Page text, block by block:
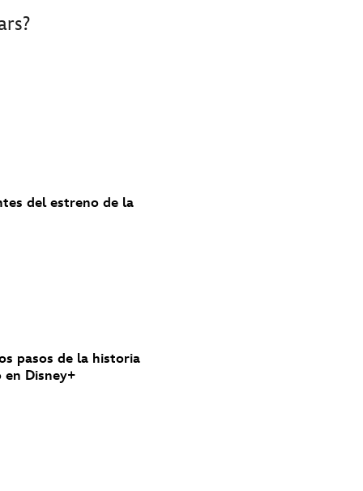
del estreno de la
pasos de la historia
Disney+